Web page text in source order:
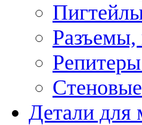
Разъемы,
Детали для